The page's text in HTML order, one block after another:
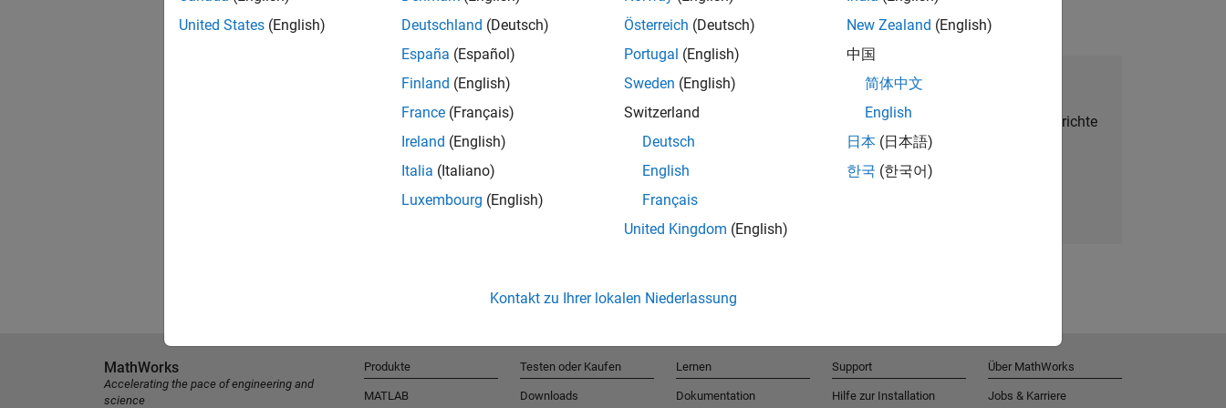
Talent Network beitreten
Erhalten Sie personalisierte Stellenangebote, Berichte
und Unternehmensneuigkeiten.
United States (English)
Deutschland (Deutsch)
España (Español)
Finland (English)
France (Français)
Ireland (English)
Italia (Italiano)
Luxembourg (English)
Österreich (Deutsch)
Portugal (English)
Sweden (English)
Switzerland
Deutsch
English
Français
United Kingdom (English)
New Zealand (English)
中国
简体中文
English
日本 (日本語)
한국 (한국어)
Kontakt zu Ihrer lokalen Niederlassung
MathWorks
Accelerating the pace of engineering and
science
Produkte
MATLAB
Testen oder Kaufen
Downloads
Lernen
Dokumentation
Support
Hilfe zur Installation
Über MathWorks
Jobs & Karriere